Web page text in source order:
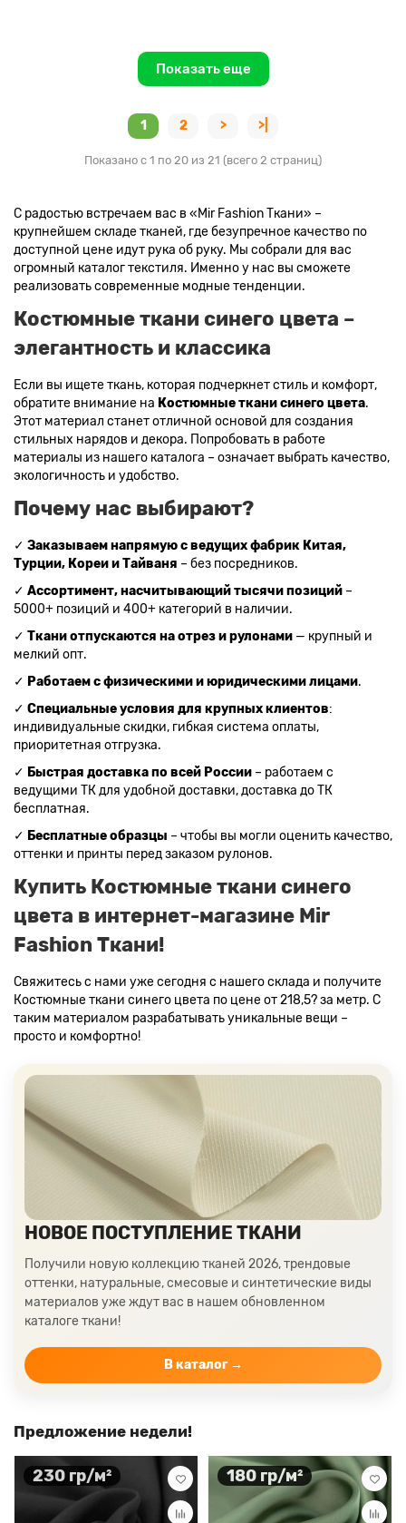
Показать еще
1 2 > >|
Показано с 1 по 20 из 21 (всего 2 страниц)
С радостью встречаем вас в «Mir Fashion Ткани» –
крупнейшем складе тканей, где безупречное качество по
доступной цене идут рука об руку. Мы собрали для вас
огромный каталог текстиля. Именно у нас вы сможете
реализовать современные модные тенденции.
Костюмные ткани синего цвета –
элегантность и классика
Если вы ищете ткань, которая подчеркнет стиль и комфорт,
обратите внимание на Костюмные ткани синего цвета.
Этот материал станет отличной основой для создания
стильных нарядов и декора. Попробовать в работе
материалы из нашего каталога – означает выбрать качество,
экологичность и удобство.
Почему нас выбирают?
✓ Заказываем напрямую с ведущих фабрик Китая,
Турции, Кореи и Тайваня – без посредников.
✓ Ассортимент, насчитывающий тысячи позиций –
5000+ позиций и 400+ категорий в наличии.
✓ Ткани отпускаются на отрез и рулонами — крупный и
мелкий опт.
✓ Работаем с физическими и юридическими лицами.
✓ Специальные условия для крупных клиентов:
индивидуальные скидки, гибкая система оплаты,
приоритетная отгрузка.
✓ Быстрая доставка по всей России – работаем с
ведущими ТК для удобной доставки, доставка до ТК
бесплатная.
✓ Бесплатные образцы – чтобы вы могли оценить качество,
оттенки и принты перед заказом рулонов.
Купить Костюмные ткани синего
цвета в интернет-магазине Mir
Fashion Ткани!
Свяжитесь с нами уже сегодня с нашего склада и получите
Костюмные ткани синего цвета по цене от 218,5? за метр. С
таким материалом разрабатывать уникальные вещи –
просто и комфортно!
НОВОЕ ПОСТУПЛЕНИЕ ТКАНИ
Получили новую коллекцию тканей 2026, трендовые
оттенки, натуральные, смесовые и синтетические виды
материалов уже ждут вас в нашем обновленном
каталоге ткани!
В каталог →
Предложение недели!
230 гр/м² 180 гр/м²